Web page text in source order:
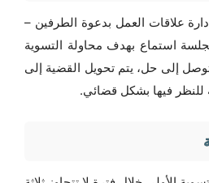
علاقات العمل بدعوة الطرفين –
استماع بهدف محاولة التسوية
إلى حل، يتم تحويل القضية إلى
للنظر فيها بشكل قضائي.